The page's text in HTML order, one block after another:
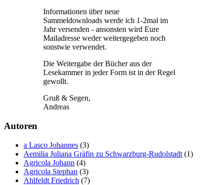
Informationen über neue
Sammeldownloads werde ich 1-2mal im
Jahr versenden - ansonsten wird Eure
Mailadresse weder weitergegeben noch
sonstwie verwendet.
Die Weitergabe der Bücher aus der
Lesekammer in jeder Form ist in der Regel
gewollt.
Gruß & Segen,
Andreas
Autoren
a Lasco Johannes (3)
Aemilia Juliana Gräfin zu Schwarzburg-Rudolstadt (1)
Agricola Johann (4)
Agricola Stephan (3)
Ahlfeldt Friedrich (7)